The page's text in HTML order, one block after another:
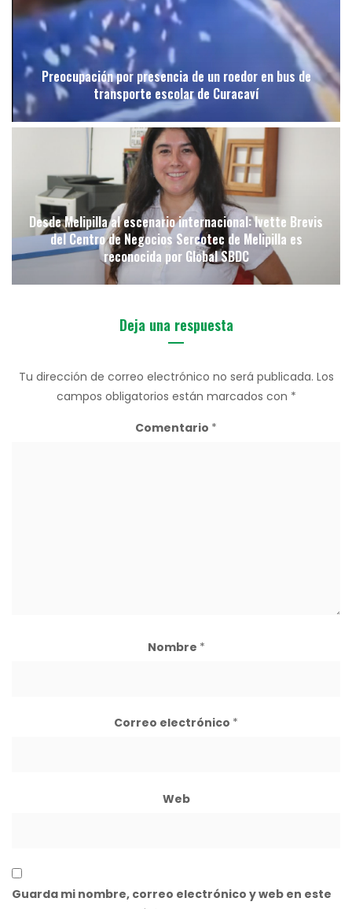
Preocupación por presencia de un roedor en bus de
transporte escolar de Curacaví
Desde Melipilla al escenario internacional: Ivette Brevis
del Centro de Negocios Sercotec de Melipilla es
reconocida por Global SBDC
Deja una respuesta
Tu dirección de correo electrónico no será publicada. Los
campos obligatorios están marcados con *
Comentario *
Nombre *
Correo electrónico *
Web
Guarda mi nombre, correo electrónico y web en este